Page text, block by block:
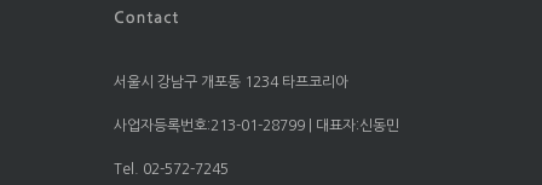
서울시 강남구 개포동 1234 타프코리아
사업자등록번호:213-01-28799 | 대표자:신동민
Tel. 02-572-7245